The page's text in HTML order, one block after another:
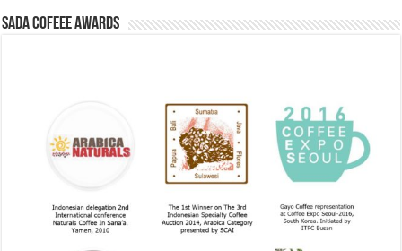
Sada Cofeee Awards